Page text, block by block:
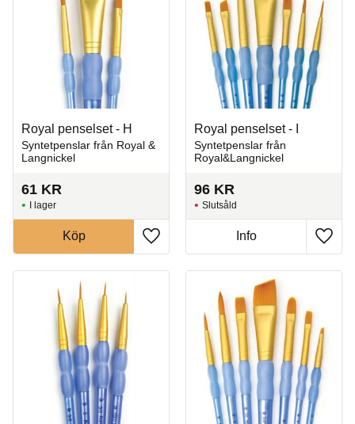
Royal penselset - H
Syntetpenslar från Royal &
Langnickel
61 KR
Lägg till i favoriter
I lager
Köp
Royal penselset - I
Syntetpenslar från
Royal&Langnickel
96 KR
Lägg
Slutsåld
Info